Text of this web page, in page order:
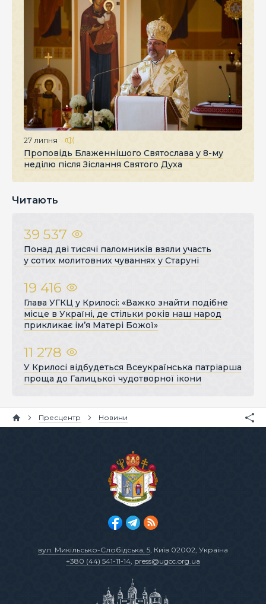
27 липня
Проповідь Блаженнішого Святослава у 8-му
неділю після Зіслання Святого Духа
Читають
39 537
Понад дві тисячі паломників взяли участь
у сотих молитовних чуваннях у Старуні
19 416
Глава УГКЦ у Крилосі: «Важко знайти подібне
місце в Україні, де стільки років наш народ
прикликає ім’я Матері Божої»
11 278
У Крилосі відбудеться Всеукраїнська патріарша
проща до Галицької чудотворної ікони
Пресцентр Новини
вул. Микільсько-Слобідська, 5, Київ 02002, Україна
+380 (44) 541-11-14, press@ugcc.org.ua